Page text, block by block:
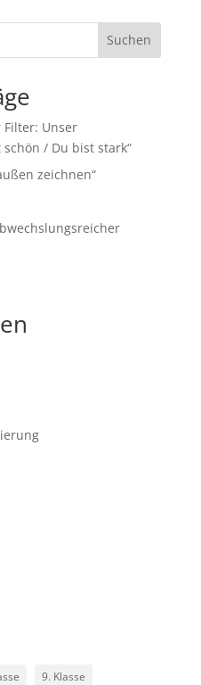
Suchen
Unser
/ Du bist stark“
zeichnen“
9. Klasse